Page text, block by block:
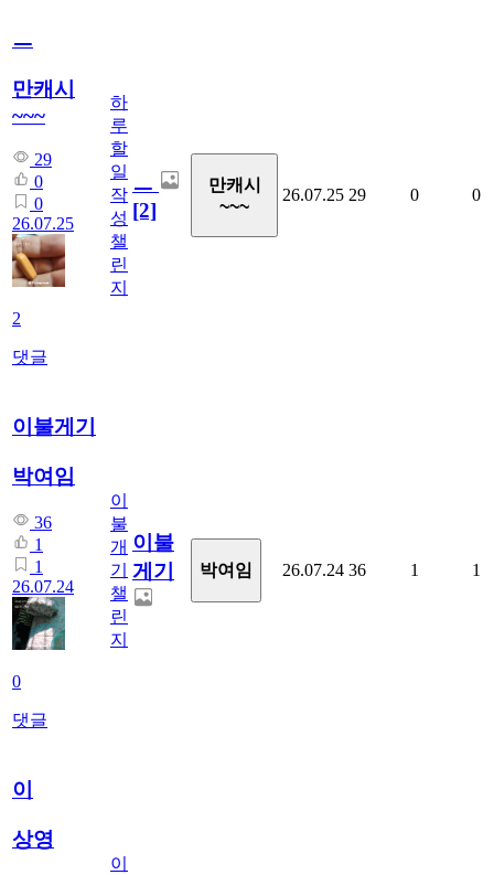
ㅡ
만캐시
~~~
29
0
0
26.07.25
2
댓글
하
루
할
일
작
성
챌
린
지
ㅡ
[2]
만캐시
~~~
26.07.25 29 0 0
이불게기
박여임
36
1
1
26.07.24
0
댓글
이
불
개
기
챌
린
지
이불
게기
박여임 26.07.24 36 1 1
이
상영
이